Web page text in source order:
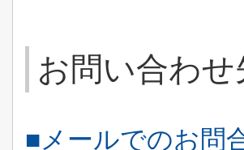
お問い合わせ
■メールでのお問